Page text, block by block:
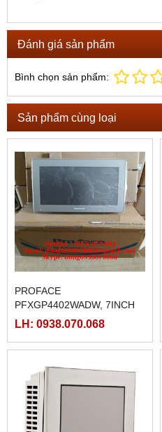
Đánh giá sản phẩm
Bình chọn sản phẩm:
Sản phẩm cùng loại
PROFACE
PFXGP4402WADW, 7INCH
GIÁ RẼ
LH: 0938.070.068